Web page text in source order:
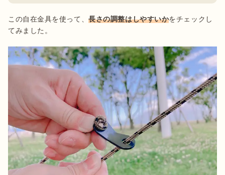
この自在金具を使って、長さの調整はしやすいかをチェックし
てみました。